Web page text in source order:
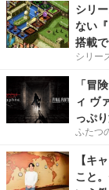
シリ
ない
搭載
シリー
「冒
ィ ヴ
っぷ
ふたつ
【キ
こと